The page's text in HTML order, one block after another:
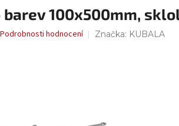
100x500mm,
Podrobnosti hodnocení Značka: KUBALA